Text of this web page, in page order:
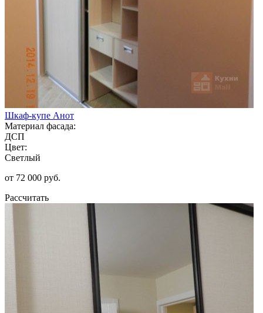
Шкаф-купе Анот
Материал фасада:
ДСП
Цвет:
Светлый
от 72 000 руб.
Рассчитать